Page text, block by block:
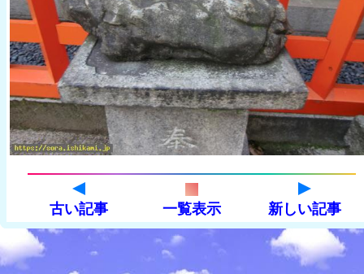
古い記事 一覧表示 新しい記事